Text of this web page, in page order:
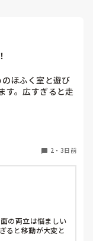
ほふく室と遊び
す。広すぎると走
ってパーテーシ
倒れたり、つか
ったりで危険で
って柔軟に移動す
、移動が大変で使
時に怖い思いをし
すか？
2 ・ 3日前
の両立は悩ましい
ると移動が大変と